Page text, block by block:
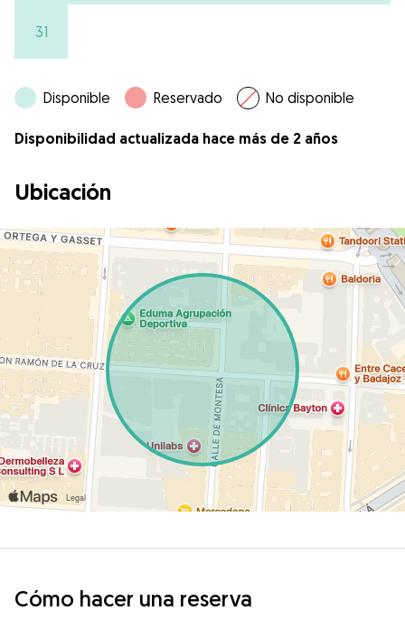
31
Disponible Reservado No disponible
Disponibilidad actualizada hace más de 2 años
Ubicación
Cómo hacer una reserva